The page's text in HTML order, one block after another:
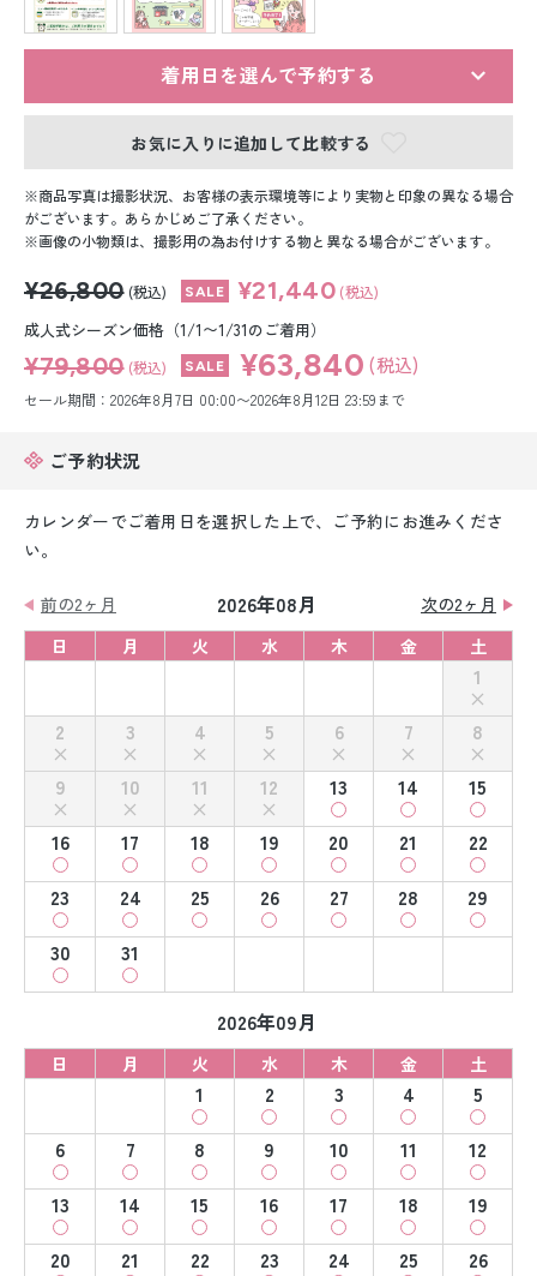
男性礼装レンタル
白無垢&紋付袴レンタル
引き振袖レンタル
小物販売品
着用日を選んで予約する
お気に入りに追加して比較する
商品写真は撮影状況、お客様の表示環境等により実物と印象の異なる場合
がございます。あらかじめご了承ください。
画像の小物類は、撮影用の為お付けする物と異なる場合がございます。
¥26,800 (税込) ¥21,440 (税込)
成人式シーズン価格（1/1〜1/31のご着用）
¥79,800 (税込) ¥63,840 (税込)
セール期間：2026年8月7日 00:00〜2026年8月12日 23:59まで
ご予約状況
カレンダーでご着用日を選択した上で、ご予約にお進みくださ
い。
前の2ヶ月 2026年08月
次の2ヶ月
日
月 火 水 木 金 土
1
2
3 4 5 6 7
8
9
10 11 12 13 14
15
16
17 18 19 20 21
22
23
24 25 26 27 28
29
30
31
2026年09月
日 月 火 水 木 金 土
1 2 3 4
5
6
7 8 9 10 11
12
13
14 15 16 17 18
19
20
21 22 23 24 25
26